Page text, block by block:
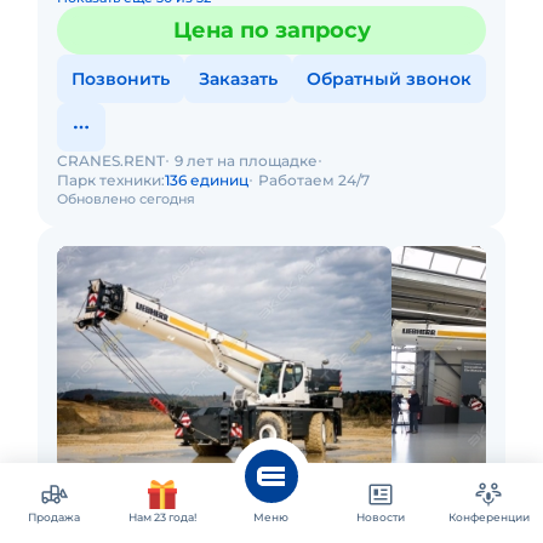
Цена по запросу
Позвонить Заказать Обратный звонок
Обновлено сегодня
CRANES.RENT 9 лет на площадке
Парк техники:136 единиц Работаем 24/7
Иркутск и ещё 34 города
Аренда автокрана Liebherr LRT 1100-2.1
Продажа Нам 23 года! Меню Новости Конференции